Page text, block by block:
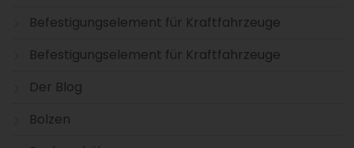
Befestigungselement für Kraftfahrzeuge
Befestigungselement für Kraftfahrzeuge
Der Blog
Bolzen